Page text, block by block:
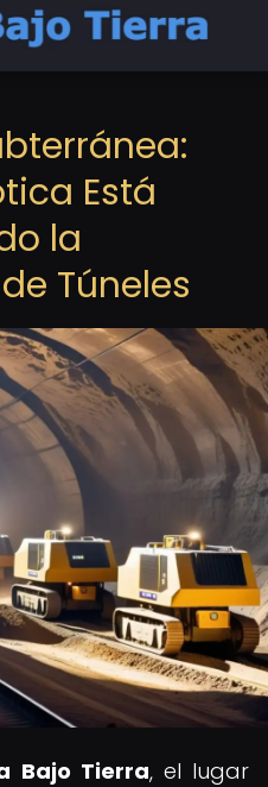
Está
la
Túneles
Bajo Tierra, el lugar